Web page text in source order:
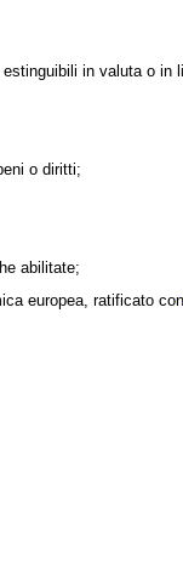
in valuta o in
o diritti;
abilitate;
europea, ratificato con